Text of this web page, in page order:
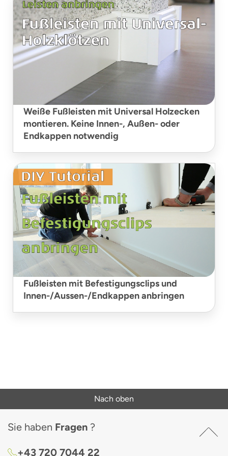
Weiße Fußleisten mit Universal Holzecken
montieren. Keine Innen-, Außen- oder
Endkappen notwendig
Fußleisten mit Befestigungsclips und
Innen-/Aussen-/Endkappen anbringen
Nach oben
Sie haben Fragen ?
+43 720 7044 22